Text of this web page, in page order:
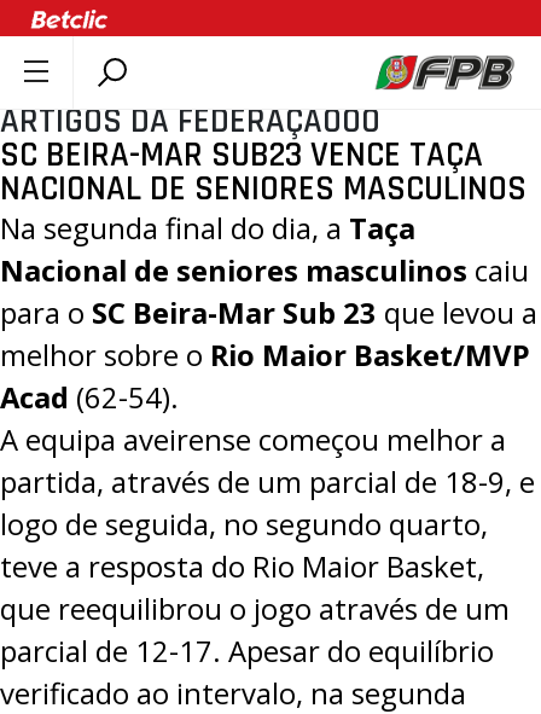
SOBRE A FPB
DOCUMENTOS
ÚLTIMAS
COMPETIÇÕES
ASSOCIAÇÕES
CLUBES
AGENTES
AGENDA
SELEÇÕES
MINIBASQUETE
ÁREA TÉCNICA
PROJETOS
LIGA BETCLIC MASCULINA
LIGA BETCLIC FEMININA
ARTIGOS DA FEDERAÇÃOOO
SC BEIRA-MAR SUB23 VENCE TAÇA
NACIONAL DE SENIORES MASCULINOS
Na segunda final do dia, a Taça
Nacional de seniores masculinos caiu
para o SC Beira-Mar Sub 23 que levou a
melhor sobre o Rio Maior Basket/MVP
Acad (62-54).
A equipa aveirense começou melhor a
partida, através de um parcial de 18-9, e
logo de seguida, no segundo quarto,
teve a resposta do Rio Maior Basket,
que reequilibrou o jogo através de um
parcial de 12-17. Apesar do equilíbrio
verificado ao intervalo, na segunda